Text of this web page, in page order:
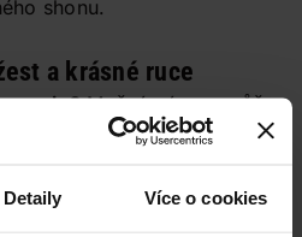
Detaily Více o cookies
shonu.
a krásné ruce
Možná vám pomůže
Hrozové: „I když je to
studená sprcha.